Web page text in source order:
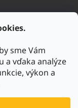
sme Vám
a vďaka analýze
výkon a